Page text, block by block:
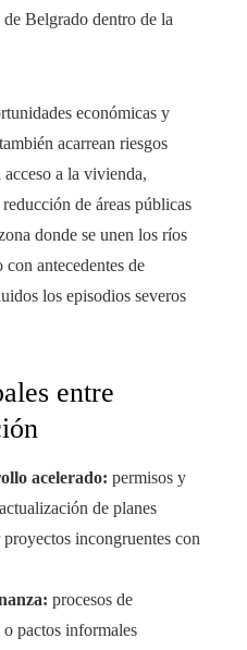
Belgrado dentro de la
económicas y
acarrean riesgos
a la vivienda,
de áreas públicas
donde se unen los ríos
antecedentes de
los episodios severos
entre
acelerado: permisos y
de planes
incongruentes con
procesos de
pactos informales